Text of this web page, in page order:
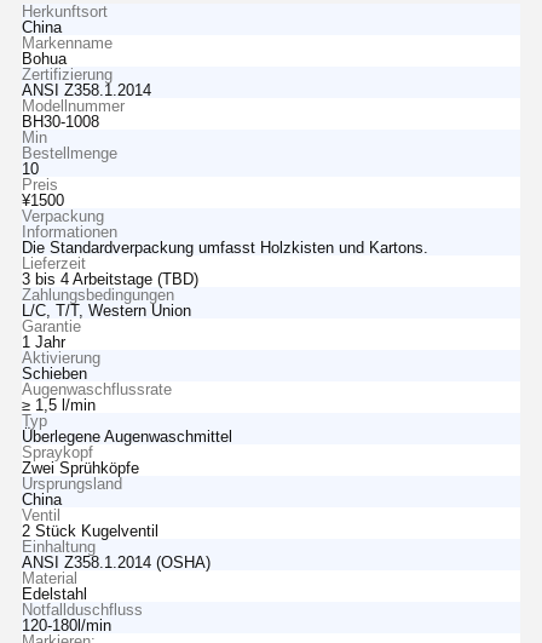
Herkunftsort
China
Markenname
Bohua
Zertifizierung
ANSI Z358.1.2014
Modellnummer
BH30-1008
Min
Bestellmenge
10
Preis
¥1500
Verpackung
Informationen
Die Standardverpackung umfasst Holzkisten und Kartons.
Lieferzeit
3 bis 4 Arbeitstage (TBD)
Zahlungsbedingungen
L/C, T/T, Western Union
Garantie
1 Jahr
Aktivierung
Schieben
Augenwaschflussrate
≥ 1,5 l/min
Typ
Überlegene Augenwaschmittel
Spraykopf
Zwei Sprühköpfe
Ursprungsland
China
Ventil
2 Stück Kugelventil
Einhaltung
ANSI Z358.1.2014 (OSHA)
Material
Edelstahl
Notfallduschfluss
120-180l/min